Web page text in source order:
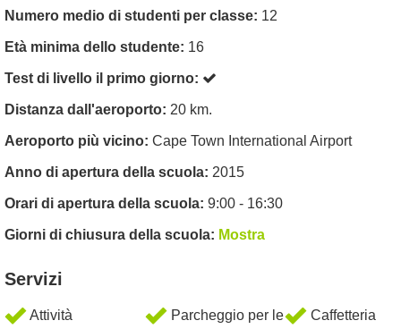
Numero medio di studenti per classe: 12
Età minima dello studente: 16
Test di livello il primo giorno:
Distanza dall'aeroporto: 20 km.
Aeroporto più vicino: Cape Town International Airport
Anno di apertura della scuola: 2015
Orari di apertura della scuola: 9:00 - 16:30
Giorni di chiusura della scuola: Mostra
Servizi
Attività Parcheggio per le Caffetteria